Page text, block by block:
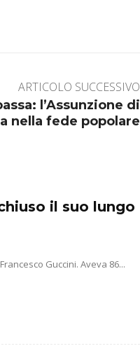
ARTICOLO SUCCESSIVO
l’Assunzione di
nella fede popolare
il suo lungo
Guccini. Aveva 86...